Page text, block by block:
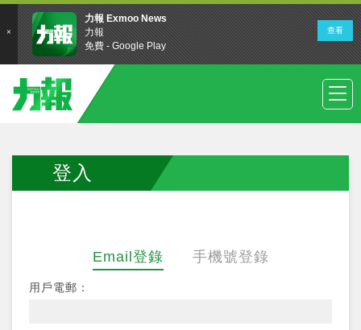
登入
Email登錄 手機號登錄
用戶電郵：